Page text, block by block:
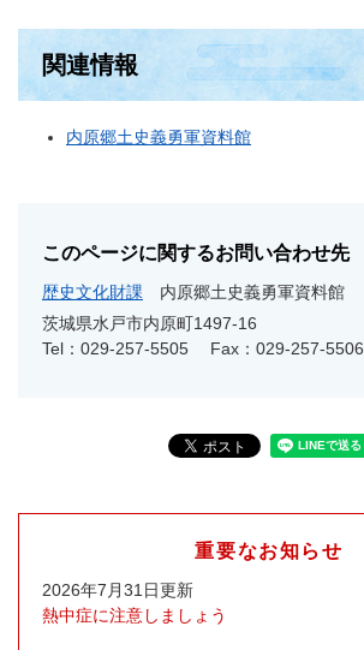
関連情報
内原郷土史義勇軍資料館
このページに関するお問い合わせ先
歴史文化財課
内原郷土史義勇軍資料館
茨城県水戸市内原町1497-16
Tel：029-257-5505
Fax：029-257-5506
重要なお知らせ
2026年7月31日更新
熱中症に注意しましょう